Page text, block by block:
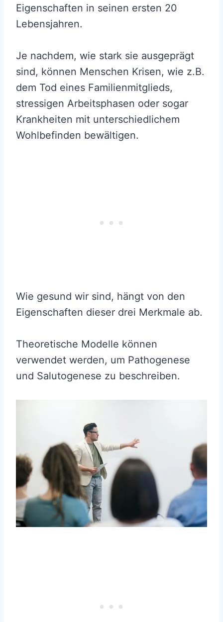
Eigenschaften in seinen ersten 20
Lebensjahren.
Je nachdem, wie stark sie ausgeprägt
sind, können Menschen Krisen, wie z.B.
dem Tod eines Familienmitglieds,
stressigen Arbeitsphasen oder sogar
Krankheiten mit unterschiedlichem
Wohlbefinden bewältigen.
Wie gesund wir sind, hängt von den
Eigenschaften dieser drei Merkmale ab.
Theoretische Modelle können
verwendet werden, um Pathogenese
und Salutogenese zu beschreiben.